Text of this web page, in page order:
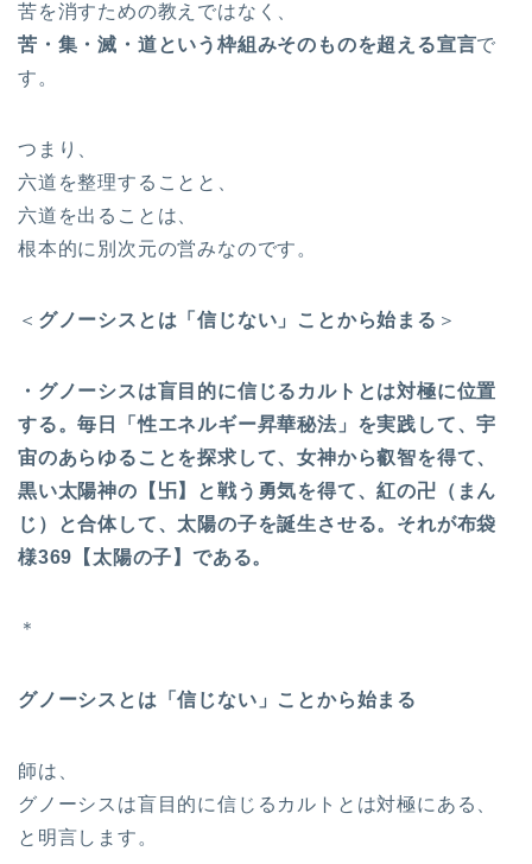
苦を消すための教えではなく、
苦・集・滅・道という枠組みそのものを超える宣言で
す。
つまり、
六道を整理することと、
六道を出ることは、
根本的に別次元の営みなのです。
＜ グノーシスとは「信じない」ことから始まる ＞
・グノーシスは盲目的に信じるカルトとは対極に位置
する。毎日「性エネルギー昇華秘法」を実践して、宇
宙のあらゆることを探求して、女神から叡智を得て、
黒い太陽神の【 卐】と戦う勇気を得て、紅の卍（まん
じ）と合体して、太陽の子を誕生させる。それが布袋
様369【太陽の子】である。
＊
グノーシスとは「信じない」ことから始まる
師は、
グノーシスは盲目的に信じるカルトとは対極にある、
と明言します。